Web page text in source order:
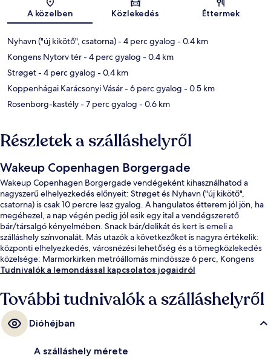
Térkép
A közelben Közlekedés Éttermek
Nyhavn ("új kikötő", csatorna)- 4 perc gyalog - 0.4 km
Kongens Nytorv tér- 4 perc gyalog - 0.4 km
Strøget- 4 perc gyalog - 0.4 km
Koppenhágai Karácsonyi Vásár- 6 perc gyalog - 0.5 km
Rosenborg-kastély- 7 perc gyalog - 0.6 km
Részletek a szálláshelyről
Wakeup Copenhagen Borgergade
Wakeup Copenhagen Borgergade vendégeként kihasználhatod a
nagyszerű elhelyezkedés előnyeit: Strøget és Nyhavn ("új kikötő",
csatorna) is csak 10 percre lesz gyalog. A hangulatos étterem jól jön, ha
megéhezel, a nap végén pedig jól esik egy ital a vendégszerető
bár/társalgó kényelmében. Snack bár/delikát és kert is emeli a
szálláshely színvonalát. Más utazók a következőket is nagyra értékelik:
központi elhelyezkedés, városnézési lehetőség és a tömegközlekedés
közelsége: Marmorkirken metróállomás mindössze 6 perc, Kongens
Nytorv vasút- és metróállomás pedig 6 perc séta.
Tudnivalók a lemondással kapcsolatos jogaidról
További tudnivalók a szálláshelyről
Dióhéjban
A szálláshely mérete